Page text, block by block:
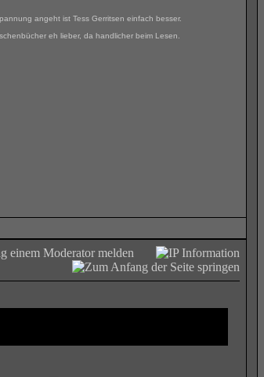
angeht ist Tess Gerritsen einfach besser.
eh lieber, da handlicher beim Lesen.